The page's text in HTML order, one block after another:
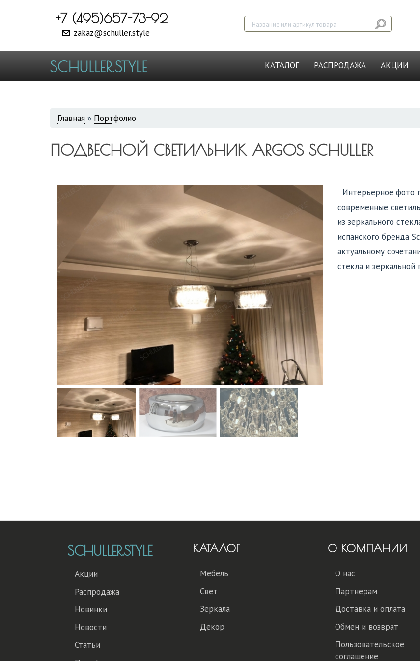
+7 (495)657-73-92
zakaz@schuller.style
КАТАЛОГ РАСПРОДАЖА АКЦИИ
ВЫ
ЗДЕСЬ
Главная » Портфолио
ПОДВЕСНОЙ СВЕТИЛЬНИК ARGOS SCHULLER
Интерьерное фото
современные
из зеркального
испанского бренда
актуальному
стекла и зеркальной
SCHULLER.STYLE
Акции
Распродажа
Новинки
Новости
Статьи
КАТАЛОГ
Мебель
Свет
Зеркала
Декор
О КОМПАНИИ
О нас
Партнерам
Доставка и оплата
Обмен и возврат
Пользовательское
соглашение